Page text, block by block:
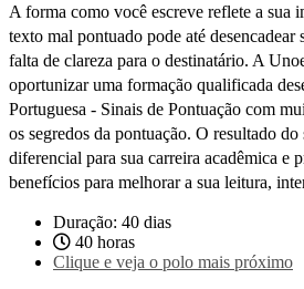
A forma como você escreve reflete a sua
texto mal pontuado pode até desencadear
falta de clareza para o destinatário. A
oportunizar uma formação qualificada
Portuguesa - Sinais de Pontuação com
os segredos da pontuação. O resultado do
diferencial para sua carreira acadêmica e
benefícios para melhorar a sua leitura,
Duração: 40 dias
40 horas
Clique e veja o polo mais próximo